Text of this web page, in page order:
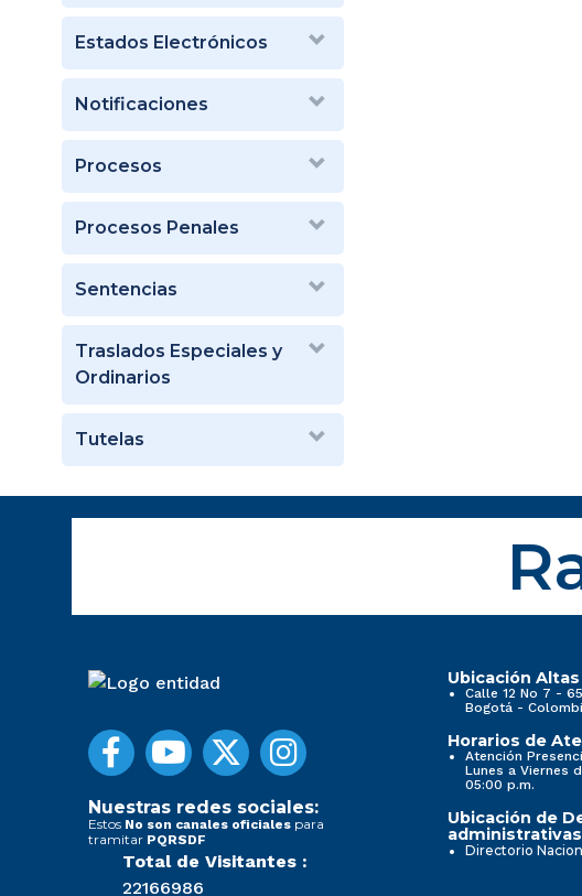
Estados Electrónicos
Notificaciones
Procesos
Procesos Penales
Sentencias
Traslados Especiales y
Ordinarios
Tutelas
Nuestras redes sociales:
Estos No son canales oficiales para
tramitar PQRSDF
Total de Visitantes :
22166986
Ubicación
Calle 12 No 7 -
Bogotá -
Horarios de
Atención
Lunes a Viernes
05:00 p.m.
Ubicación de
Directorio